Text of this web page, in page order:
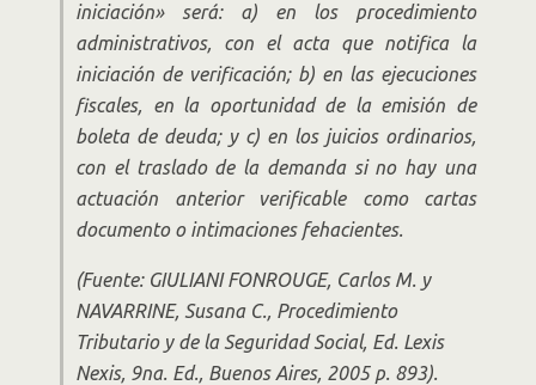
iniciación» será: a) en los procedimiento
administrativos, con el acta que notifica la
iniciación de verificación; b) en las ejecuciones
fiscales, en la oportunidad de la emisión de
boleta de deuda; y c) en los juicios ordinarios,
con el traslado de la demanda si no hay una
actuación anterior verificable como cartas
documento o intimaciones fehacientes.
(Fuente: GIULIANI FONROUGE, Carlos M. y
NAVARRINE, Susana C., Procedimiento
Tributario y de la Seguridad Social, Ed. Lexis
Nexis, 9na. Ed., Buenos Aires, 2005 p. 893).